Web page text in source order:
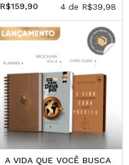
R$159,90
4 de R$39,98
A VIDA QUE VOCÊ BUSCA